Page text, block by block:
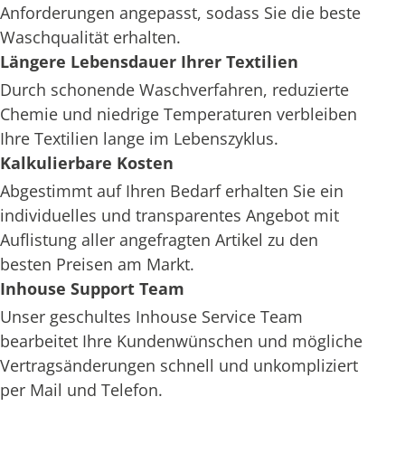
Anforderungen angepasst, sodass Sie die beste
Waschqualität erhalten.
Längere Lebensdauer Ihrer Textilien
Durch schonende Waschverfahren, reduzierte
Chemie und niedrige Temperaturen verbleiben
Ihre Textilien lange im Lebenszyklus.
Kalkulierbare Kosten
Abgestimmt auf Ihren Bedarf erhalten Sie ein
individuelles und transparentes Angebot mit
Auflistung aller angefragten Artikel zu den
besten Preisen am Markt.
Inhouse Support Team
Unser geschultes Inhouse Service Team
bearbeitet Ihre Kundenwünschen und mögliche
Vertragsänderungen schnell und unkompliziert
per Mail und Telefon.